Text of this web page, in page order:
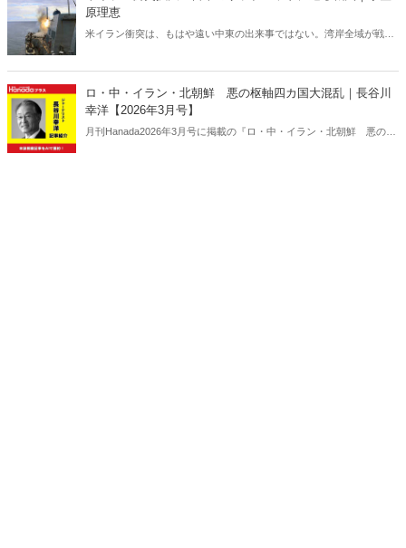
原理恵
米イラン衝突は、もはや遠い中東の出来事ではない。湾岸全域が戦域
題がある。邦人保護は万全なのか。そして、国際舞台に立つ日本のサ
ラブレッドの安全は守られるのか。戦火は思わぬところに影を落とし
ている――。
ロ・中・イラン・北朝鮮 悪の枢軸四カ国大混乱｜長谷川
幸洋【2026年3月号】
月刊Hanada2026年3月号に掲載の『ロ・中・イラン・北朝鮮 悪の枢